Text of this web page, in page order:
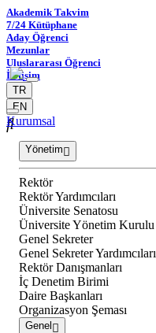
Akademik Takvim
7/24 Kütüphane
Aday Öğrenci
Mezunlar
Uluslararası Öğrenci
İletişim
TR
EN
Kurumsal
Yönetim
Rektör
Rektör Yardımcıları
Üniversite Senatosu
Üniversite Yönetim Kurulu
Genel Sekreter
Genel Sekreter Yardımcıları
Rektör Danışmanları
İç Denetim Birimi
Daire Başkanları
Organizasyon Şeması
Genel